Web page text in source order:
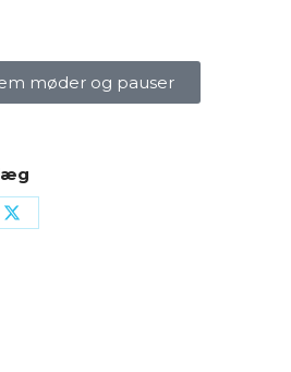
møder og pauser